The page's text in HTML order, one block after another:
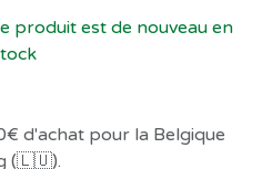
produit est de nouveau en
d'achat pour la Belgique
(🇱🇺).